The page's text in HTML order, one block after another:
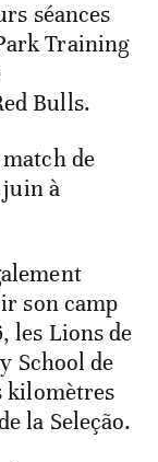
séances
Training
Bulls.
de
juin à
son camp
les Lions de
School de
kilomètres
la Seleção.